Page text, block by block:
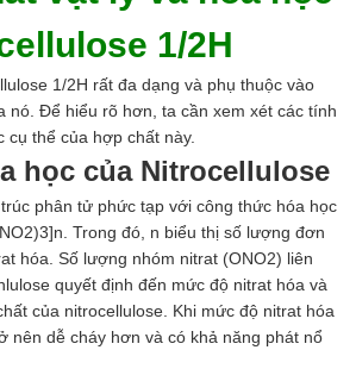
1/2H
1/2H rất đa dạng và phụ thuộc vào
nó. Để hiểu rõ hơn, ta cần xem xét các tính
cụ thể của hợp chất này.
học của Nitrocellulose
phân tử phức tạp với công thức hóa học
Trong đó, n biểu thị số lượng đơn
hóa. Số lượng nhóm nitrat (ONO2) liên
quyết định đến mức độ nitrat hóa và
của nitrocellulose. Khi mức độ nitrat hóa
nên dễ cháy hơn và có khả năng phát nổ